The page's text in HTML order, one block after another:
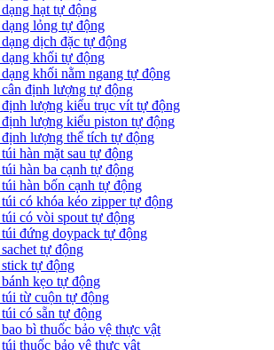
hạt tự động
lỏng tự động
dịch đặc tự động
khối tự động
khối nằm ngang tự động
định lượng tự động
lượng kiểu trục vít tự động
lượng kiểu piston tự động
lượng thể tích tự động
hàn mặt sau tự động
hàn ba cạnh tự động
hàn bốn cạnh tự động
có khóa kéo zipper tự động
có vòi spout tự động
đứng doypack tự động
tự động
tự động
kẹo tự động
từ cuộn tự động
có sẵn tự động
bì thuốc bảo vệ thực vật
thuốc bảo vệ thực vật